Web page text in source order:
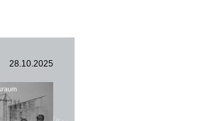
28.10.2025